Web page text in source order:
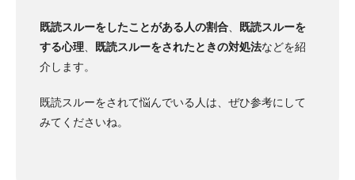
既読スルーをしたことがある人の割合
既読スルーを
する心理
既読スルーをされたときの対処法などを紹
介します。
既読スルーをされて悩んでいる人は、ぜひ参考にして
みてくださいね。